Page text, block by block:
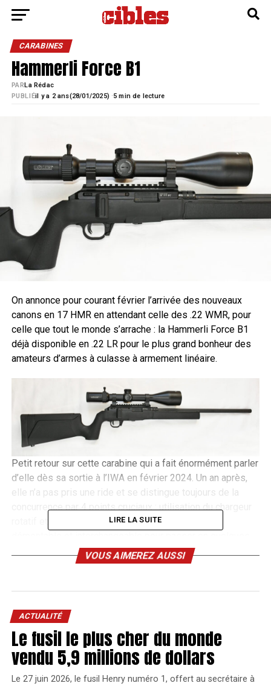
CARABINES
Hammerli Force B1
PUBLIÉil y a 2 ans 28/01/2025) ·5 min de lecture
PARLa Rédac
On annonce pour courant février l’arrivée des nouveaux
canons en 17 HMR en attendant celle des .22 WMR, pour
celle que tout le monde s’arrache : la Hammerli Force B1
déjà disponible en .22 LR pour le plus grand bonheur des
amateurs d’armes à culasse à armement linéaire.
Petit retour sur cette carabine qui a fait énormément parler
d’elle dès sa sortie à l’IWA en février 2024. Un an après,
elle n’a pas pris une ride et se distingue toujours de la
concurrence par 4 points cruciaux : utilisation du chargeur
rotatif et du bloc détente de la Ruger 10/22, canon
secondes de la .22 LR à la .22 WMR ou au 17 HMR et,
cerise sur le gâteau, une superbe culasse à réarmement
rapidité de réarmement tout en conservant la ligne de
visée.
LIRE LA SUITE
VOUS AIMEREZ AUSSI
ACTUALITÉ
Le fusil le plus cher du monde
vendu 5,9 millions de dollars
Le 27 juin 2026, le fusil Henry numéro 1, offert au secrétaire à